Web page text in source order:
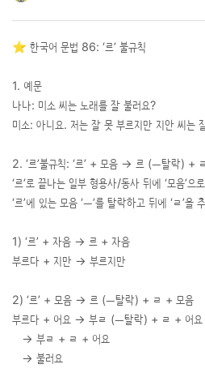
⭐️ 한국어 문법 86: ‘르’ 불규칙
1. 예문
나나: 미소 씨는 노래를 잘 불러요?
미소: 아니요. 저는 잘 못 부르지만 지안 씨는
2. ‘르’불규칙: ‘르’ + 모음 → 르 (ㅡ탈락) +
‘르’로 끝나는 일부 형용사/동사 뒤에 ‘모음’
‘르’에 있는 모음 ‘ㅡ’를 탈락하고 뒤에 ‘ㄹ’을
1) ‘르’ + 자음 → 르 + 자음
부르다 + 지만 → 부르지만
2) ‘르’ + 모음 → 르 (ㅡ탈락) + ㄹ + 모음
부르다 + 어요 → 부ㄹ (ㅡ탈락) + ㄹ + 어요
→ 부ㄹ + ㄹ + 어요
→ 불러요